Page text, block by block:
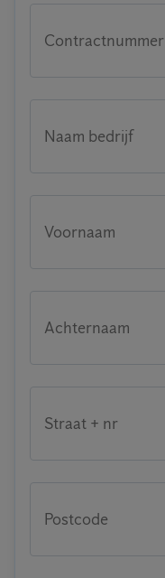
Contractnummer
Naam bedrijf
Voornaam
Achternaam
Straat + nr
Postcode